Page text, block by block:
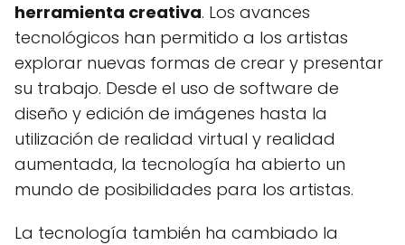
herramienta creativa. Los avances
tecnológicos han permitido a los artistas
explorar nuevas formas de crear y presentar
su trabajo. Desde el uso de software de
diseño y edición de imágenes hasta la
utilización de realidad virtual y realidad
aumentada, la tecnología ha abierto un
mundo de posibilidades para los artistas.
La tecnología también ha cambiado la